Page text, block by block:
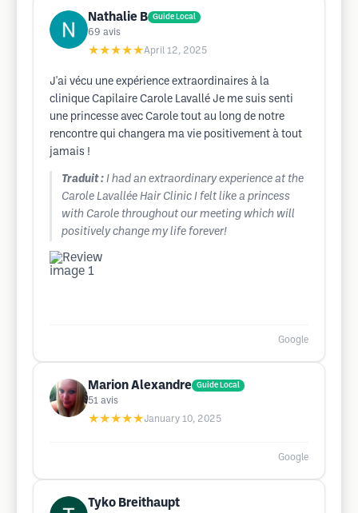
Nathalie B Guide Local
69 avis
★★★★★April 12, 2025
J'ai vécu une expérience extraordinaires à la
clinique Capilaire Carole Lavallé Je me suis senti
une princesse avec Carole tout au long de notre
rencontre qui changera ma vie positivement à tout
jamais !
Traduit : I had an extraordinary experience at the
Carole Lavallée Hair Clinic I felt like a princess
with Carole throughout our meeting which will
positively change my life forever!
Google
Marion Alexandre Guide Local
51 avis
★★★★★January 10, 2025
Google
Tyko Breithaupt